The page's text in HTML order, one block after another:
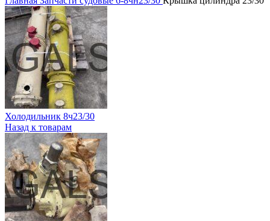
Холодильник 8ч23/30
Назад к товарам